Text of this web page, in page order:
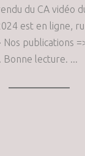
du CA vidéo
est en ligne,
Nos publications
Bonne lecture.